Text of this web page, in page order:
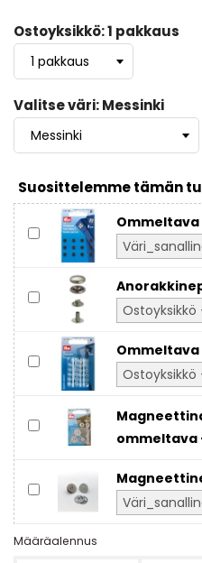
Ostoyksikkö: 1 pakkaus
Valitse väri: Messinki
Suosittelemme tämän
ommeltava
Määräalennus